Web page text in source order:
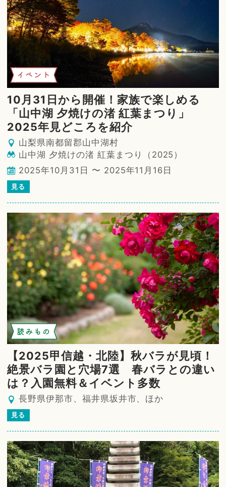
イベント
10月31日から開催！家族で楽しめる
「山中湖 夕焼けの渚 紅葉まつり」
2025年見どころを紹介
山梨県南都留郡山中湖村
山中湖 夕焼けの渚 紅葉まつり（2025）
2025年10月31日 〜 2025年11月16日
見る
読みもの
【2025甲信越・北陸】秋バラが見頃！
絶景バラ園と穴場7選 春バラとの違い
は？入園無料＆イベント多数
長野県伊那市、福井県坂井市、ほか
見る